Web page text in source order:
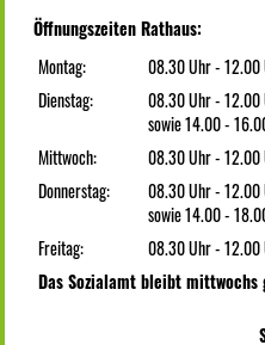
Öffnungszeiten Rathaus:
Montag:
08.30 Uhr - 12.00
Dienstag:
08.30 Uhr - 12.00
sowie 14.00 -
Mittwoch:
08.30 Uhr - 12.00
Donnerstag:
08.30 Uhr - 12.00
sowie 14.00 -
Freitag:
08.30 Uhr - 12.00
Das Sozialamt bleibt mittwochs